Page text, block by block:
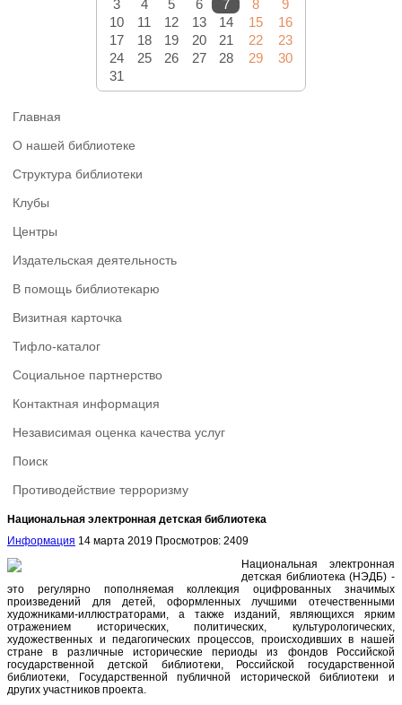
3
4 5 6 7 8
9
10
11 12 13 14 15
16
17
18 19 20 21 22
23
24
25 26 27 28 29
30
31
Главная
О нашей библиотеке
Структура библиотеки
Клубы
Центры
Издательская деятельность
В помощь библиотекарю
Визитная карточка
Тифло-каталог
Социальное партнерство
Контактная информация
Независимая оценка качества услуг
Поиск
Противодействие терроризму
Национальная электронная детская библиотека
Информация 14 марта 2019 Просмотров: 2409
Национальная электронная
детская библиотека (НЭДБ) -
это регулярно пополняемая коллекция оцифрованных значимых
произведений для детей, оформленных лучшими отечественными
художниками-иллюстраторами, а также изданий, являющихся ярким
отражением исторических, политических, культурологических,
художественных и педагогических процессов, происходивших в нашей
стране в различные исторические периоды из фондов Российской
государственной детской библиотеки, Российской государственной
библиотеки, Государственной публичной исторической библиотеки и
других участников проекта.